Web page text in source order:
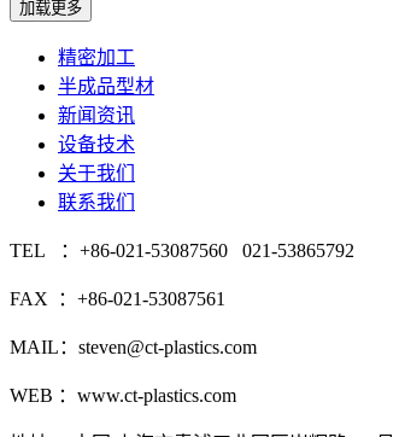
精密加工
半成品型材
新闻资讯
设备技术
关于我们
联系我们
TEL ：+86-021-53087560 021-53865792
FAX ：+86-021-53087561
MAIL：steven@ct-plastics.com
WEB ：www.ct-plastics.com